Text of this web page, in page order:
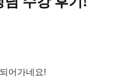
어가네요!